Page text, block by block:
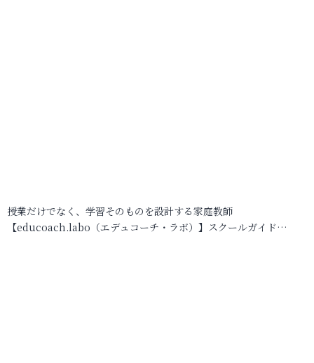
授業だけでなく、学習そのものを設計する家庭教師
【educoach.labo（エデュコーチ・ラボ）】スクールガイド…